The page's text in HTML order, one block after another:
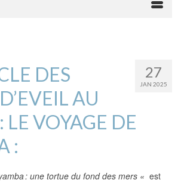
27
JAN 2025
DES
AU
VOYAGE DE
:
: une tortue du fond des mers « est